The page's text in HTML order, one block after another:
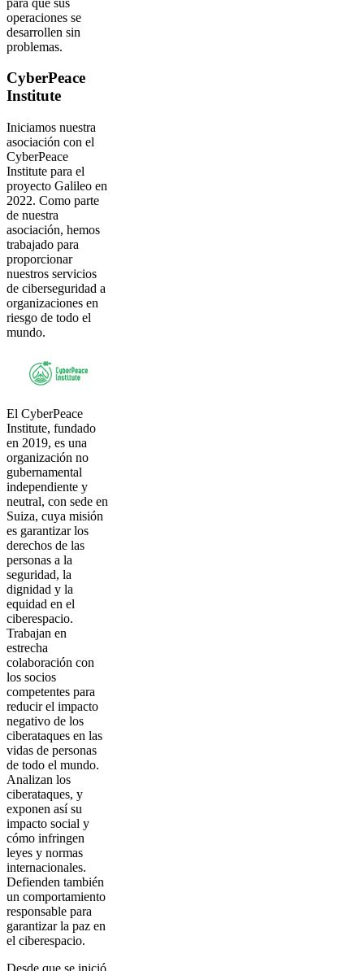
operaciones se
desarrollen sin
problemas.
CyberPeace
Institute
Iniciamos nuestra
asociación con el
CyberPeace
Institute para el
proyecto Galileo en
2022. Como parte
de nuestra
asociación, hemos
trabajado para
proporcionar
nuestros servicios
de ciberseguridad a
organizaciones en
riesgo de todo el
mundo.
El CyberPeace
Institute, fundado
en 2019, es una
organización no
gubernamental
independiente y
neutral, con sede en
Suiza, cuya misión
es garantizar los
derechos de las
personas a la
seguridad, la
dignidad y la
equidad en el
ciberespacio.
Trabajan en
estrecha
colaboración con
los socios
competentes para
reducir el impacto
negativo de los
ciberataques en las
vidas de personas
de todo el mundo.
Analizan los
ciberataques, y
exponen así su
impacto social y
cómo infringen
leyes y normas
internacionales.
Defienden también
un comportamiento
responsable para
garantizar la paz en
el ciberespacio.
Desde que se inició